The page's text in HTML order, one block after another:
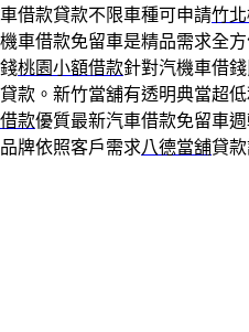
借款貸款不限車種可申請竹
車借款免留車是精品需求全
桃園小額借款針對汽機車借
款。新竹當舖有透明典當超
款優質最新汽車借款免留車
牌依照客戶需求八德當舖貸